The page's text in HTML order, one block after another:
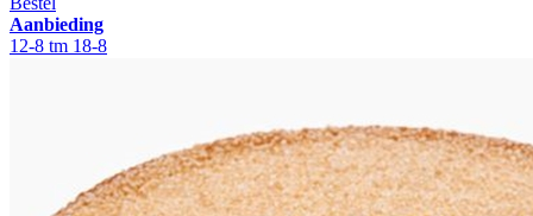
Aanbieding
12-8 tm 18-8